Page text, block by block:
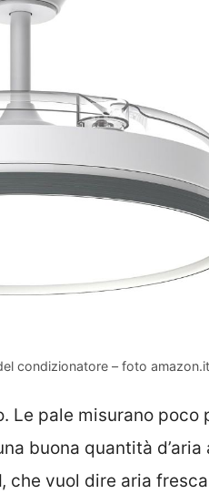
condizionatore – foto
Le pale misurano poco
buona quantità d’aria
, che vuol dire aria